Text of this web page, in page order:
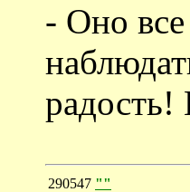
- Оно
радость!
290547 ""